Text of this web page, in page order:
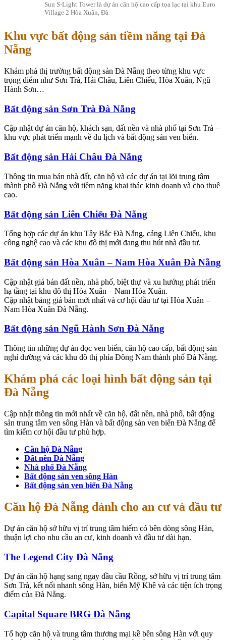
Sun S-Light Tower là dự án căn hộ cao cấp tọa lạc tại khu Euro
Village 2 Hòa Xuân, Đà
Khu vực bất động sản tiềm năng tại Đà
Nẵng
Khám phá thị trường bất động sản Đà Nẵng theo từng khu vực
trọng điểm như Sơn Trà, Hải Châu, Liên Chiểu, Hòa Xuân, Ngũ
Hành Sơn…
Bất động sản Sơn Trà Đà Nẵng
Cập nhật dự án căn hộ, khách sạn, đất nền và nhà phố tại Sơn Trà –
khu vực phát triển mạnh về du lịch và bất động sản ven biển.
Bất động sản Hải Châu Đà Nẵng
Thông tin mua bán nhà đất, căn hộ và các dự án tại lõi trung tâm
thành phố Đà Nẵng với tiềm năng khai thác kinh doanh và cho thuê
cao.
Bất động sản Liên Chiểu Đà Nẵng
Tổng hợp các dự án khu Tây Bắc Đà Nẵng, cảng Liên Chiểu, khu
công nghệ cao và các khu đô thị mới đang thu hút nhà đầu tư.
Bất động sản Hòa Xuân – Nam Hòa Xuân Đà Nẵng
Cập nhật giá bán đất nền, nhà phố, biệt thự và xu hướng phát triển
hạ tầng tại khu đô thị Hòa Xuân – Nam Hòa Xuân.
Cập nhật bảng giá bán mới nhất và cơ hội đầu tư tại Hòa Xuân –
Nam Hòa Xuân Đà Nẵng.
Bất động sản Ngũ Hành Sơn Đà Nẵng
Thông tin những dự án dọc ven biển, căn hộ cao cấp, bất động sản
nghỉ dưỡng và các khu đô thị phía Đông Nam thành phố Đà Nẵng.
Khám phá các loại hình bất động sản tại
Đà Nẵng
Cập nhật thông tin mới nhất về căn hộ, đất nền, nhà phố, bất động
sản trung tâm ven sông Hàn và bất động sản ven biển Đà Nẵng để
tìm kiếm cơ hội đầu tư phù hợp.
Căn hộ Đà Nẵng
Đất nền Đà Nẵng
Nhà phố Đà Nẵng
Bất động sản ven sông Hàn
Bất động sản ven biển Đà Nẵng
Căn hộ Đà Nẵng dành cho an cư và đầu tư
Dự án căn hộ sở hữu vị trí trung tâm hiếm có bên dòng sông Hàn,
thuận lợi cho nhu cầu an cư, kinh doanh và đầu tư dài hạn.
The Legend City Đà Nẵng
Dự án căn hộ hạng sang ngay đầu cầu Rồng, sở hữu vị trí trung tâm
Sơn Trà, kết nối nhanh sông Hàn, biển Mỹ Khê và các tiện ích trọng
điểm của Đà Nẵng.
Capital Square BRG Đà Nẵng
Tổ hợp căn hộ và trung tâm thương mại kề bên sông Hàn với quy